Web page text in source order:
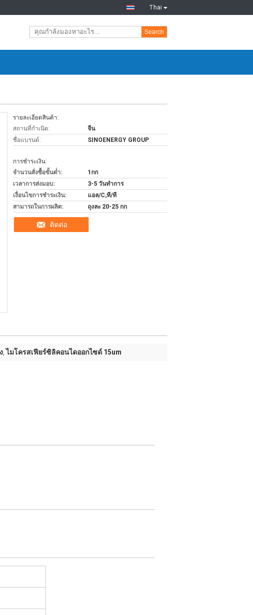
Thai
Search
รายละเอียดสินค้า:
สถานที่กำเนิด:
จีน
ชื่อแบรนด์:
SINOENERGY GROUP
การชำระเงิน:
จำนวนสั่งซื้อขั้นต่ำ:
1กก
เวลาการส่งมอบ:
3-5 วันทำการ
เงื่อนไขการชำระเงิน:
แอล/C,ที/ที
สามารถในการผลิต:
ถุงละ 20-25 กก
ติดต่อ
, ไมโครสเฟียร์ซิลิคอนไดออกไซด์ 15um